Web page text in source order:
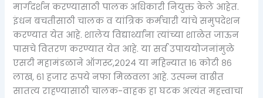
मार्गदर्शन करण्यासाठी पालक अधिकारी नियुक्त केले आहेत.
इंधन बचतीसाठी चालक व यांत्रिक कर्मचारी यांचे समुपदेशन
करण्यात येत आहे. शालेय विद्यार्थ्यांना त्यांच्या शाळेत जाऊन
पासचे वितरण करण्यात येत आहे. या सर्व उपाययोजनांमुळे
एसटी महामंडळाने ऑगस्ट,२०२४ या महिन्यात १६ कोटी ८६
लाख, ६१ हजार रुपये नफा मिळवला आहे. उत्पन्न वाढीत
सातत्य राहण्यासाठी चालक-वाहक हा घटक अत्यंत महत्त्वाचा